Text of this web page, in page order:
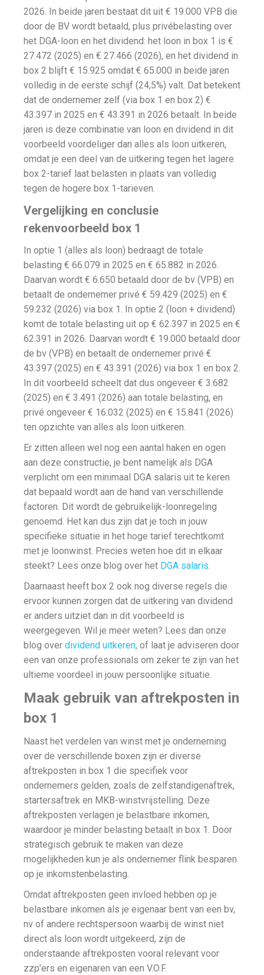
2026. In beide jaren bestaat dit uit € 19.000 VPB die
door de BV wordt betaald, plus privébelasting over
het DGA-loon en het dividend: het loon in box 1 is €
27.472 (2025) en € 27.466 (2026), en het dividend in
box 2 blijft € 15.925 omdat € 65.000 in beide jaren
volledig in de eerste schijf (24,5%) valt. Dat betekent
dat de ondernemer zelf (via box 1 en box 2) €
43.397 in 2025 en € 43.391 in 2026 betaalt. In beide
jaren is deze combinatie van loon en dividend in dit
voorbeeld voordeliger dan alles als loon uitkeren,
omdat je een deel van de uitkering tegen het lagere
box 2-tarief laat belasten in plaats van volledig
tegen de hogere box 1-tarieven.
Vergelijking en conclusie
rekenvoorbeeld box 1
In optie 1 (alles als loon) bedraagt de totale
belasting € 66.079 in 2025 en € 65.882 in 2026.
Daarvan wordt € 6.650 betaald door de bv (VPB) en
betaalt de ondernemer privé € 59.429 (2025) en €
59.232 (2026) via box 1. In optie 2 (loon + dividend)
komt de totale belasting uit op € 62.397 in 2025 en €
62.391 in 2026. Daarvan wordt € 19.000 betaald door
de bv (VPB) en betaalt de ondernemer privé €
43.397 (2025) en € 43.391 (2026) via box 1 en box 2.
In dit voorbeeld scheelt dat dus ongeveer € 3.682
(2025) en € 3.491 (2026) aan totale belasting, en
privé ongeveer € 16.032 (2025) en € 15.841 (2026)
ten opzichte van alles als loon uitkeren.
Er zitten alleen wel nog een aantal haken en ogen
aan deze constructie, je bent namelijk als DGA
verplicht om een minimaal DGA salaris uit te keren
dat bepaald wordt aan de hand van verschillende
factoren. Dit wordt de gebruikelijk-loonregeling
genoemd. Het kan dus zijn dat je toch in jouw
specifieke situatie in het hoge tarief terechtkomt
met je loonwinst. Precies weten hoe dit in elkaar
steekt? Lees onze blog over het DGA salaris.
Daarnaast heeft box 2 ook nog diverse regels die
ervoor kunnen zorgen dat de uitkering van dividend
er anders uitziet dan in dit voorbeeld is
weergegeven. Wil je meer weten? Lees dan onze
blog over dividend uitkeren, of laat je adviseren door
een van onze professionals om zeker te zijn van het
ultieme voordeel in jouw persoonlijke situatie.
Maak gebruik van aftrekposten in
box 1
Naast het verdelen van winst met je onderneming
over de verschillende boxen zijn er diverse
aftrekposten in box 1 die specifiek voor
ondernemers gelden, zoals de zelfstandigenaftrek,
startersaftrek en MKB-winstvrijstelling. Deze
aftrekposten verlagen je belastbare inkomen,
waardoor je minder belasting betaalt in box 1. Door
strategisch gebruik te maken van deze
mogelijkheden kun je als ondernemer flink besparen
op je inkomstenbelasting.
Omdat aftrekposten geen invloed hebben op je
belastbare inkomen als je eigenaar bent van een bv,
nv of andere rechtspersoon waarbij de winst niet
direct als loon wordt uitgekeerd, zijn de
onderstaande aftrekposten vooral relevant voor
zzp’ers en eigenaren van een V.O.F.